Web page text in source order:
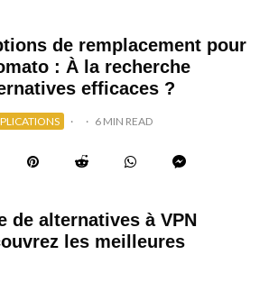
de remplacement pour
: À la recherche
efficaces ?
· · 6 MIN READ
de alternatives à VPN
les meilleures